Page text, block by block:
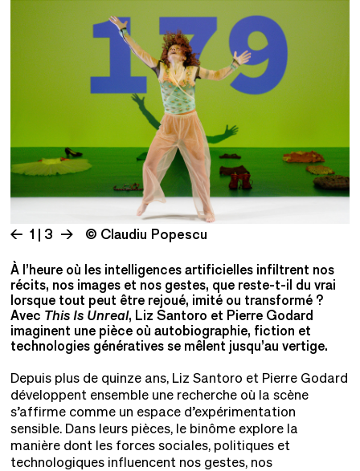
1 | 3 © Claudiu Popescu
À l’heure où les intelligences artificielles infiltrent nos
récits, nos images et nos gestes, que reste-t-il du vrai
lorsque tout peut être rejoué, imité ou transformé ?
Avec This Is Unreal, Liz Santoro et Pierre Godard
imaginent une pièce où autobiographie, fiction et
technologies génératives se mêlent jusqu’au vertige.
Depuis plus de quinze ans, Liz Santoro et Pierre Godard
développent ensemble une recherche où la scène
s’affirme comme un espace d’expérimentation
sensible. Dans leurs pièces, le binôme explore la
manière dont les forces sociales, politiques et
technologiques influencent nos gestes, nos